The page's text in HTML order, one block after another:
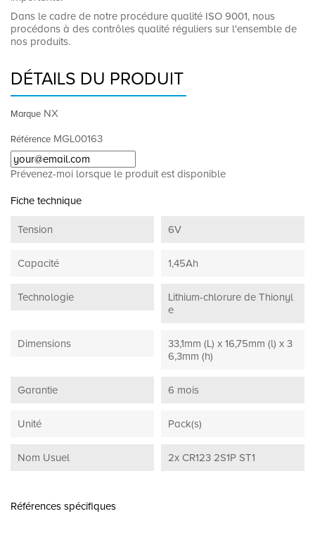
Dans le cadre de notre procédure qualité ISO 9001, nous
procédons à des contrôles qualité réguliers sur l'ensemble de
nos produits.
DÉTAILS DU PRODUIT
Marque NX
Référence MGL00163
Prévenez-moi lorsque le produit est disponible
Fiche technique
Tension 6V
Capacité 1,45Ah
Technologie
Lithium-chlorure de Thionyl
e
Dimensions
33,1mm (L) x 16,75mm (l) x 3
6,3mm (h)
Garantie 6 mois
Unité Pack(s)
Nom Usuel 2x CR123 2S1P ST1
Références spécifiques